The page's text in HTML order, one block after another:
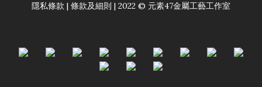
隱私條款 | 條款及細則 | 2022 © 元素47金屬工藝工作室